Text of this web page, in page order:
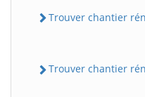
Trouver chantier
Trouver chantier